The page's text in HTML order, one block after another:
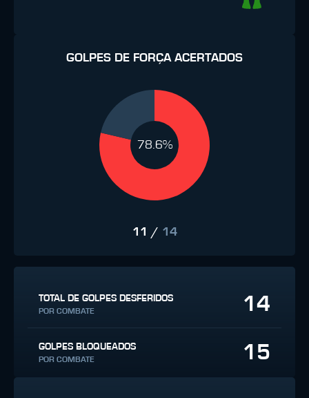
GOLPES DE FORÇA ACERTADOS
78.6%
11 / 14
TOTAL DE GOLPES DESFERIDOS
POR COMBATE 14
GOLPES BLOQUEADOS
POR COMBATE 15